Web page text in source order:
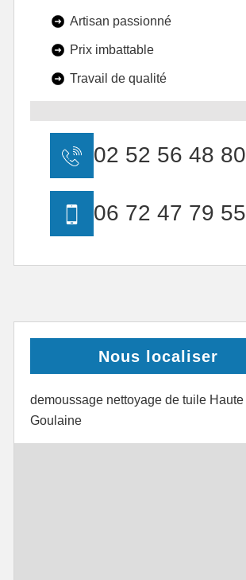
Artisan passionné
Prix imbattable
Travail de qualité
02 52 56 48 80
06 72 47 79 55
Nous localiser
demoussage nettoyage de tuile Haute
Goulaine